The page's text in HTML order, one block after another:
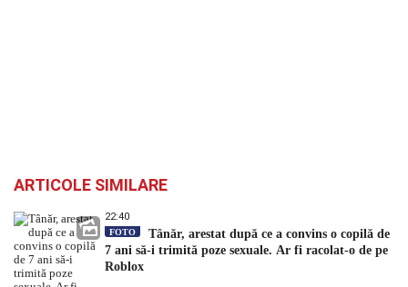
ARTICOLE SIMILARE
22:40
FOTO
Tânăr, arestat după ce a convins o copilă de
7 ani să-i trimită poze sexuale. Ar fi racolat-o de pe
Roblox